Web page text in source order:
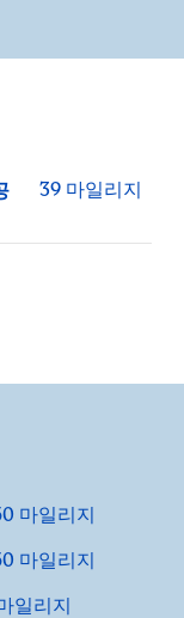
39 마일리지
마일리지
마일리지
일리지